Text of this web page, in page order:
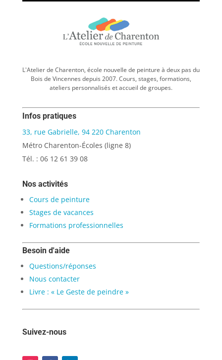
L'Atelier de Charenton, école nouvelle de peinture à deux pas du
Bois de Vincennes depuis 2007. Cours, stages, formations,
ateliers personnalisés et accueil de groupes.
Infos pratiques
33, rue Gabrielle, 94 220 Charenton
Métro Charenton-Écoles (ligne 8)
Tél. : 06 12 61 39 08
Nos activités
Cours de peinture
Stages de vacances
Formations professionnelles
Besoin d'aide
Questions/réponses
Nous contacter
Livre : « Le Geste de peindre »
Suivez-nous